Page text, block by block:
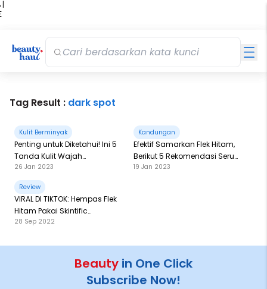
|
Tag Result : dark spot
Kulit Berminyak
Penting untuk Diketahui! Ini 5
Tanda Kulit Wajah
Membutuhkan Peeling
26 Jan 2023
Kandungan
Efektif Samarkan Flek Hitam,
Berikut 5 Rekomendasi Serum
Dark Spot Terbaik
19 Jan 2023
Review
VIRAL DI TIKTOK: Hempas Flek
Hitam Pakai Skintific
SymWhite377
28 Sep 2022
Beauty in One Click
Subscribe Now!